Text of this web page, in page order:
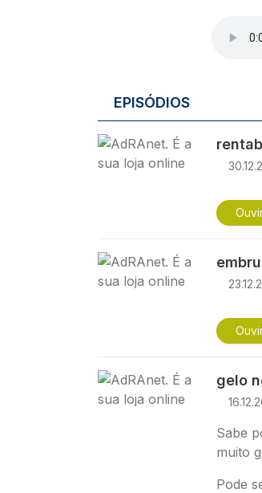
EPISÓDIOS
Imagem
Imagem
Imagem gelo
Sabe
muito
Pode